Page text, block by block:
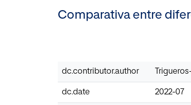
Comparativa entre
dc.contributor.author
dc.date 2022-07